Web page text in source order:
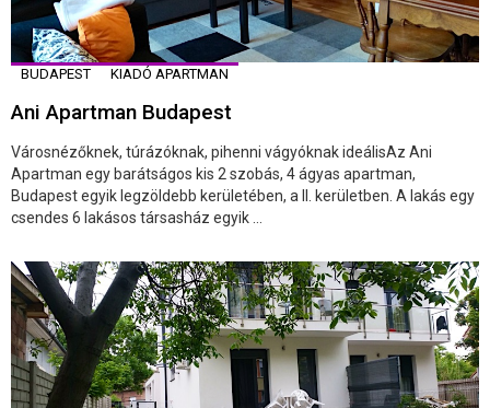
BUDAPEST KIADÓ APARTMAN
Ani Apartman Budapest
Városnézőknek, túrázóknak, pihenni vágyóknak ideálisAz Ani
Apartman egy barátságos kis 2 szobás, 4 ágyas apartman,
Budapest egyik legzöldebb kerületében, a II. kerületben. A lakás egy
csendes 6 lakásos társasház egyik ...